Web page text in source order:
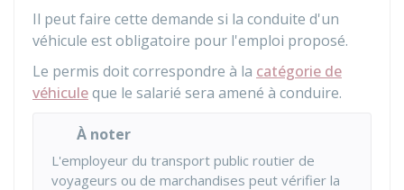
Il peut faire cette demande si la conduite d'un
véhicule est obligatoire pour l'emploi proposé.
Le permis doit correspondre à la catégorie de
véhiculeque le salarié sera amené à conduire.
À noter
L'employeur du transport public routier de
voyageurs ou de marchandises peut vérifier la